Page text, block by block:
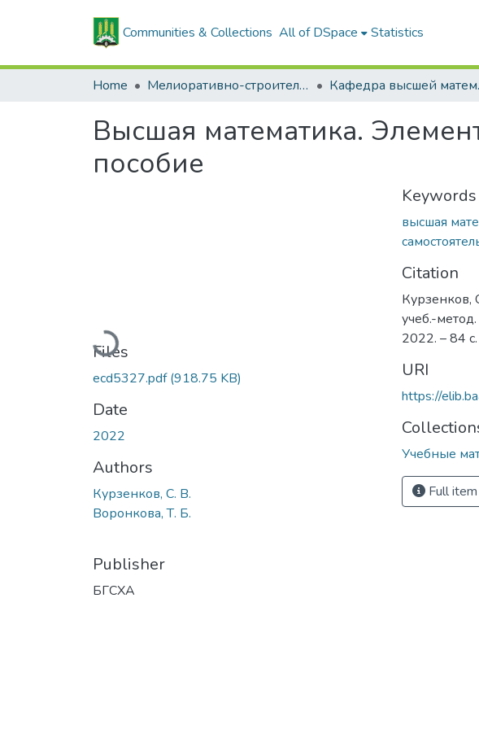
Communities & Collections All of DSpace Statistics
Home Мелиоративно-строительный факультет
Высшая математика.
пособие
Loading...
Files
ecd5327.pdf(918.75 KB)
Date
2022
Authors
Курзенков, С. В.
Воронкова, Т. Б.
Publisher
БГСХА
Keywords
высшая
Citation
Курзенков,
учеб.-
2022. – 84 с.
URI
https://
Учебные
Full